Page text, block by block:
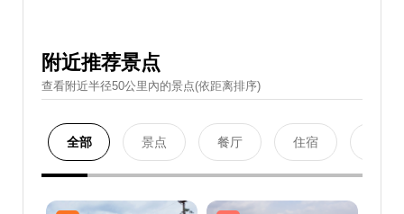
附近推荐景点
查看附近半径50公里內的景点(依距离排序)
全部 景点 餐厅 住宿